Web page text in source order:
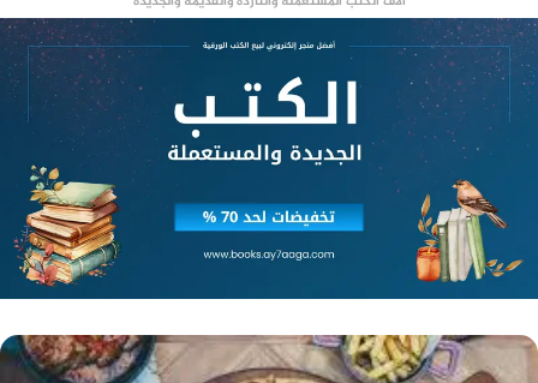
البطاقة الشخصية، سارية المفعول.
شهادة الميلاد، أصل وصورة.
شهادة المؤهل الدراسي، أصل وصورة.
شهادة الخدمة العسكرية أو الخدمة العامة،
بالنسبة للحاصلين عليها.
صحيفة الحالة الجنائية، حديثة الإصدار.
صورة شخصية، حديثة العهد.
أو الخاصة المعتمدة.